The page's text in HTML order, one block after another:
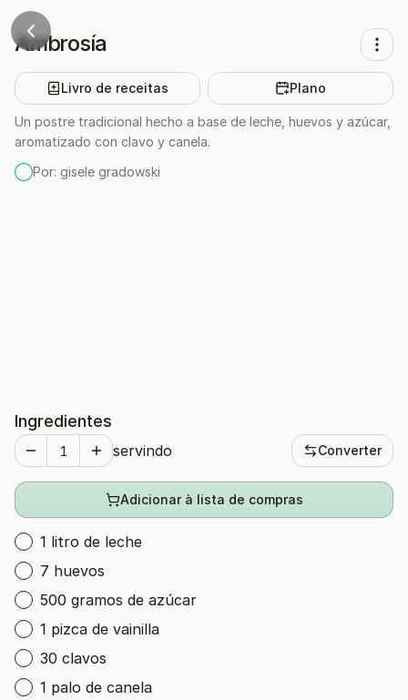
Ambrosía
Livro de receitas Plano
Un postre tradicional hecho a base de leche, huevos y azúcar,
aromatizado con clavo y canela.
Por: gisele gradowski
Ingredientes
servindo Converter
Adicionar à lista de compras
1 litro de leche
7 huevos
500 gramos de azúcar
1 pizca de vainilla
30 clavos
1 palo de canela